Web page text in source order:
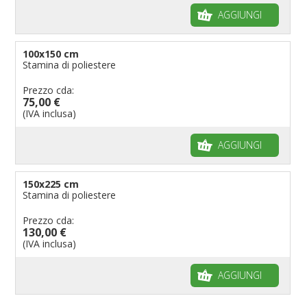
AGGIUNGI
100x150 cm
Stamina di poliestere
Prezzo cda:
75,00 €
(IVA inclusa)
AGGIUNGI
150x225 cm
Stamina di poliestere
Prezzo cda:
130,00 €
(IVA inclusa)
AGGIUNGI